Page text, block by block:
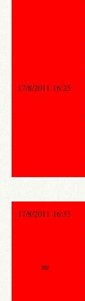
17/8/2011 16:25
17/8/2011 16:33
au